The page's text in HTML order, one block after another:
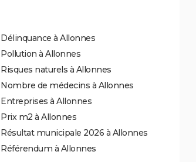
Délinquance à Allonnes
Pollution à Allonnes
Risques naturels à Allonnes
Nombre de médecins à Allonnes
Entreprises à Allonnes
Prix m2 à Allonnes
Résultat municipale 2026 à Allonnes
Référendum à Allonnes